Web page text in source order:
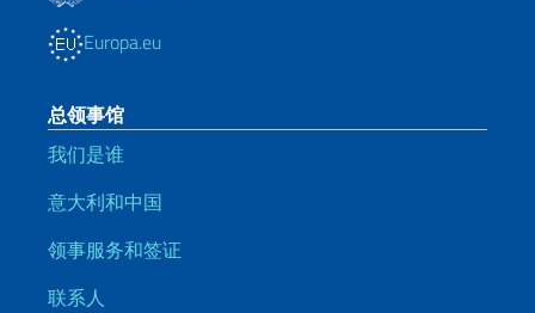
Europa.eu
总领事馆
我们是谁
意大利和中国
领事服务和签证
联系人